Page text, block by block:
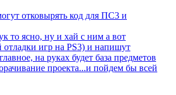
отковырять код для ПС3 и
то ясно, ну и хай с ним а вот
отладки игр на PS3) и напишут
на руках будет база предметов
проекта...и пойдем бы всей